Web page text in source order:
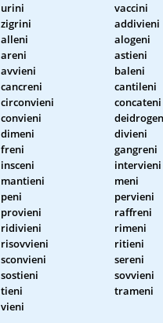
urini
vaccini
zigrini
addivieni
alleni
alogeni
areni
astieni
avvieni
baleni
cancreni
cantileni
circonvieni
concateni
convieni
dimeni
divieni
freni
gangreni
insceni
intervieni
mantieni
meni
peni
pervieni
provieni
raffreni
ridivieni
rimeni
risovvieni
ritieni
sconvieni
sereni
sostieni
sovvieni
tieni
trameni
vieni